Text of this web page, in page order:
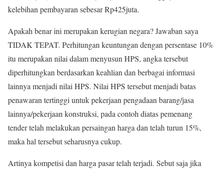
kelebihan pembayaran sebesar Rp425juta.
Apakah benar ini merupakan kerugian negara? Jawaban saya
TIDAK TEPAT. Perhitungan keuntungan dengan persentase 10%
itu merupakan nilai dalam menyusun HPS, angka tersebut
diperhitungkan berdasarkan keahlian dan berbagai informasi
lainnya menjadi nilai HPS. Nilai HPS tersebut menjadi batas
penawaran tertinggi untuk pekerjaan pengadaan barang/jasa
lainnya/pekerjaan konstruksi, pada contoh diatas pemenang
tender telah melakukan persaingan harga dan telah turun 15%,
maka hal tersebut seharusnya cukup.
Artinya kompetisi dan harga pasar telah terjadi. Sebut saja jika